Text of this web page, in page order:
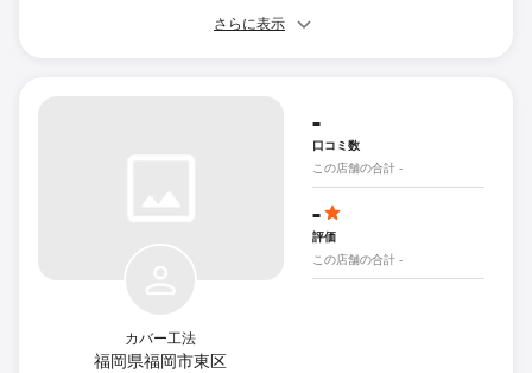
さらに表示
カバー工法
福岡県福岡市東区
-
口コミ数
この店舗の合計 -
-
評価
この店舗の合計 -